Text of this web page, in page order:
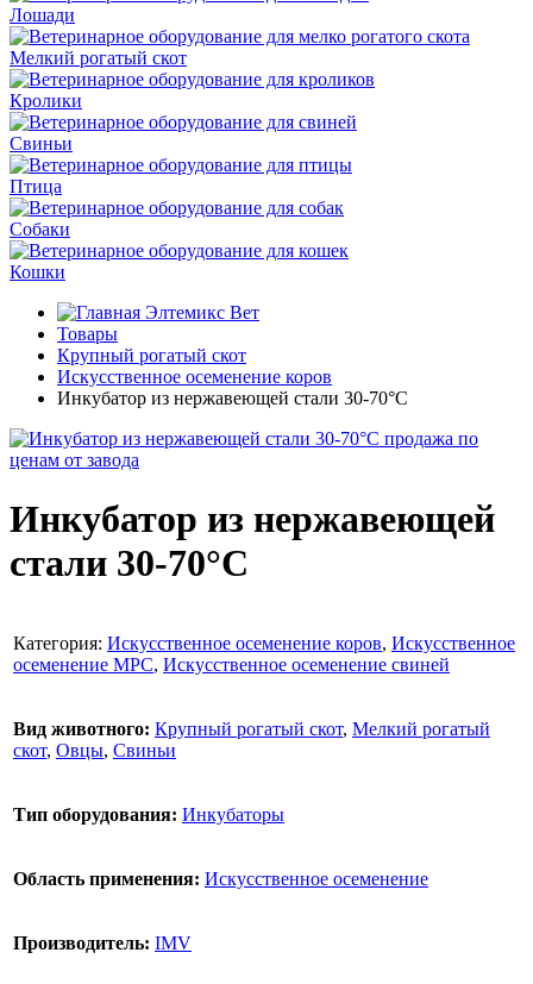
Лошади
Мелкий рогатый скот
Кролики
Свиньи
Птица
Собаки
Кошки
Элтемикс Вет
Товары
Крупный рогатый скот
Искусственное осеменение коров
Инкубатор из нержавеющей стали 30-70°C
Инкубатор из нержавеющей
стали 30-70°C
Категория: Искусственное осеменение коров, Искусственное
осеменение МРС, Искусственное осеменение свиней
Вид животного: Крупный рогатый скот, Мелкий рогатый
скот, Овцы, Свиньи
Тип оборудования: Инкубаторы
Область применения: Искусственное осеменение
Производитель: IMV